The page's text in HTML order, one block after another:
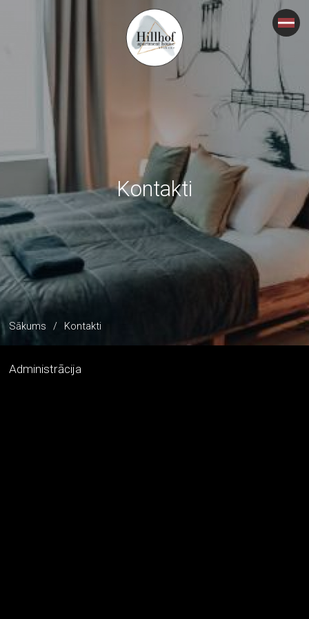
Kontakti
Sākums / Kontakti
Administrācija